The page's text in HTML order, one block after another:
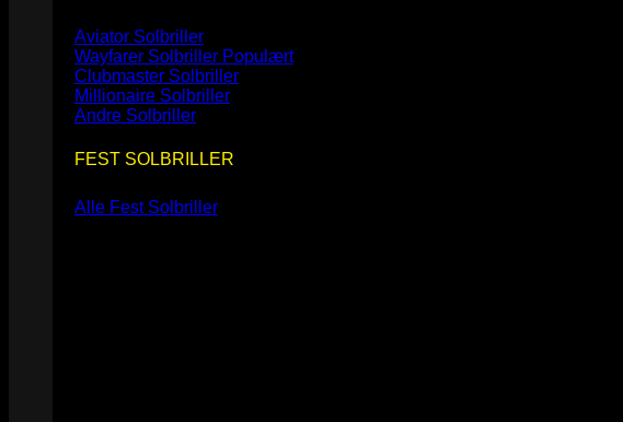
Aviator Solbriller
Wayfarer Solbriller
Clubmaster Solbriller
Millionaire Solbriller
Andre Solbriller
FEST SOLBRILLER
Alle Fest Solbriller